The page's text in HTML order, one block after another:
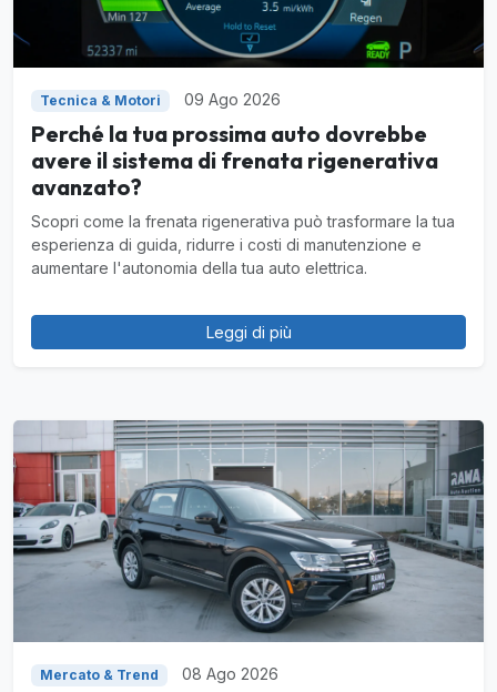
Tecnica & Motori 09 Ago 2026
Perché la tua prossima auto dovrebbe
avere il sistema di frenata rigenerativa
avanzato?
Scopri come la frenata rigenerativa può trasformare la tua
esperienza di guida, ridurre i costi di manutenzione e
aumentare l'autonomia della tua auto elettrica.
Leggi di più
Mercato & Trend 08 Ago 2026